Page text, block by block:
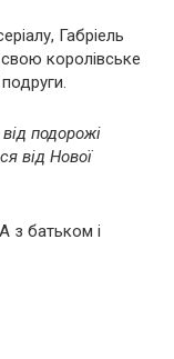
Габріель
королівське
подорожі
від Нової
з батьком і